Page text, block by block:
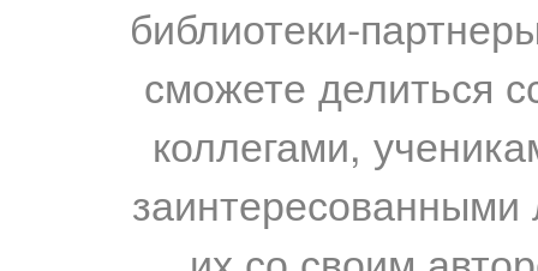
библиотеки-
сможете делиться
коллегами,